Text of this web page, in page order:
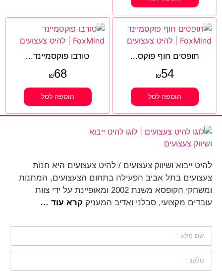
תופסים חוף פוקס...
₪54
הוספה לסל
טורבו פוקסמיינד...
₪68
הוספה לסל
להיט ייבוא ושיווק צעצועים / להיט צעצועים היא חנות
צעצועים בתל אביב הפעילה בתחום הצעצועים, המתנות
ומשחקי הקופסא משנת 2002 ומאופיינת על ידי צוות
עובדים מקצועי, סבלני ואדיב המעניק קרא עוד …